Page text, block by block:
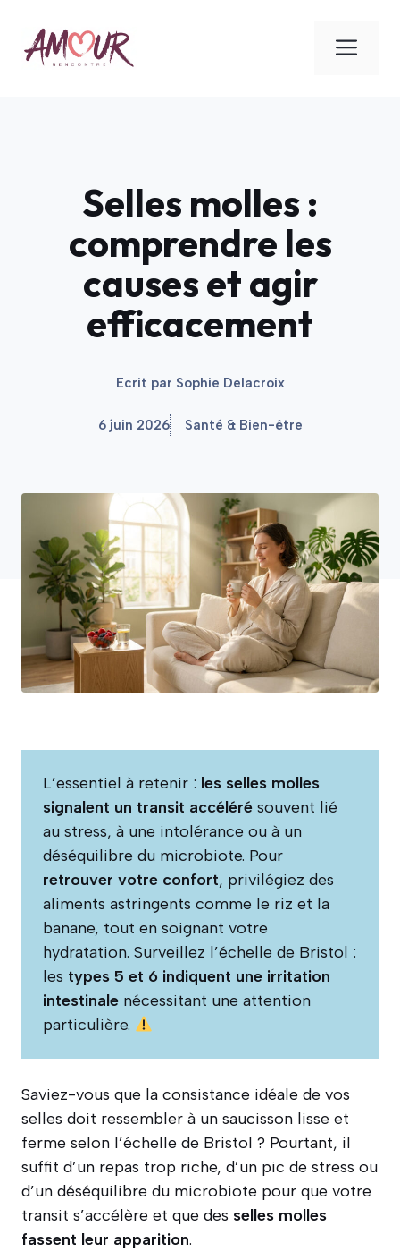
contenu
Selles molles :
comprendre les
causes et agir
efficacement
Ecrit par Sophie Delacroix
6 juin 2026 Santé & Bien-être
L’essentiel à retenir : les selles molles
signalent un transit accéléré souvent lié
au stress, à une intolérance ou à un
déséquilibre du microbiote. Pour
retrouver votre confort, privilégiez des
aliments astringents comme le riz et la
banane, tout en soignant votre
hydratation. Surveillez l’échelle de Bristol :
les types 5 et 6 indiquent une irritation
intestinale nécessitant une attention
particulière.
Saviez-vous que la consistance idéale de vos
selles doit ressembler à un saucisson lisse et
ferme selon l’échelle de Bristol ? Pourtant, il
suffit d’un repas trop riche, d’un pic de stress ou
d’un déséquilibre du microbiote pour que votre
transit s’accélère et que des selles molles
fassent leur apparition.